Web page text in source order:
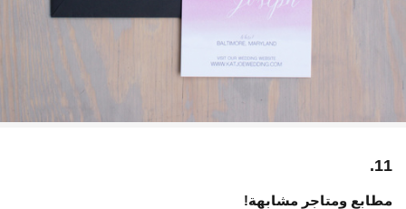
11.
مطابع ومتاجر مشابهة!